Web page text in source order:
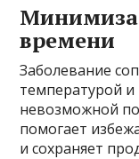
времени
Заболевание
температурой
невозможной
помогает
и сохраняет